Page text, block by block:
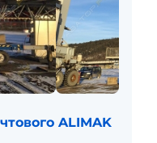
ALIMAK